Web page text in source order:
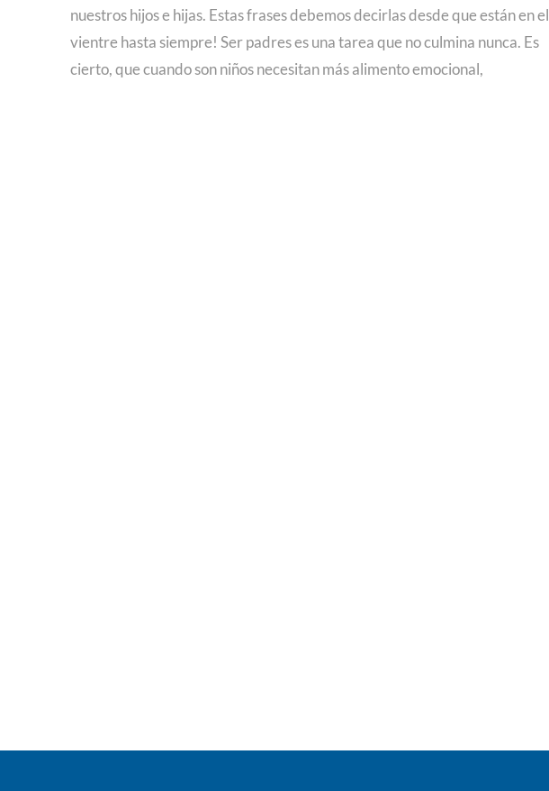
nuestros hijos e hijas. Estas frases debemos decirlas desde que están en el
vientre hasta siempre! Ser padres es una tarea que no culmina nunca. Es
cierto, que cuando son niños necesitan más alimento emocional,